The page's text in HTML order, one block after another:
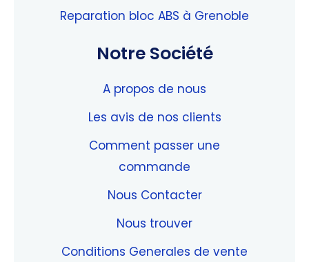
Reparation bloc ABS à Grenoble
Notre Société
A propos de nous
Les avis de nos clients
Comment passer une
commande
Nous Contacter
Nous trouver
Conditions Generales de vente